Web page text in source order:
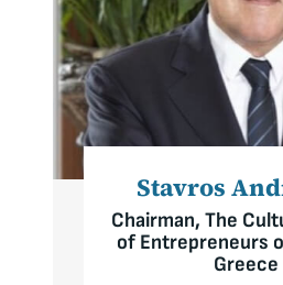
Stavros
Chairman, The
of Entrepreneurs
Greece